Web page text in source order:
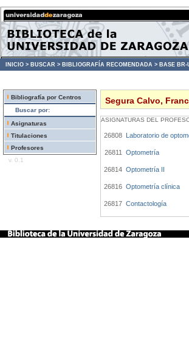
INICIO > BUSCAR > BIBLIOGRAFÍA RECOMENDADA > BASE BR-
Bibliografía por Centros
Buscar por:
Asignaturas
Titulaciones
Profesores
v. 0.1
Segura Calvo,
ASIGNATURAS DEL
26808 Laboratorio de
26811 Optometría
26814 Optometría II
26816 Optometría clínica
26817 Contactología